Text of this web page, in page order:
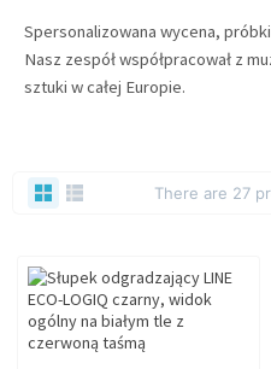
Spersonalizowana wycena,
Nasz zespół współpracował z
sztuki w całej Europie.
There are 27